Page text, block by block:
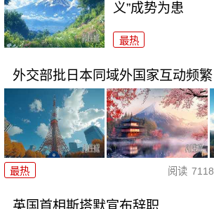
义”成势为患
最热
外交部批日本同域外国家互动频繁
最热 阅读 7118
英国首相斯塔默宣布辞职